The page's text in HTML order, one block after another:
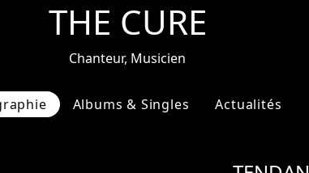
THE CURE
Chanteur, Musicien
Albums & Singles Actualités